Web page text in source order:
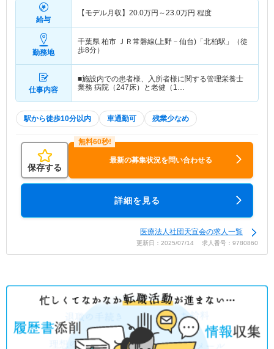
給与
【モデル月収】 20.0万円～23.0万円 程度
勤務地
千葉県 柏市 ＪＲ常磐線(上野－仙台)「北柏駅」（徒
歩8分）
仕事内容
■施設内での患者様、入所者様に関する管理栄養士
業務 病院（247床）と老健（1…
駅から徒歩10分以内 車通勤可 残業少なめ
保存する
最新の募集状況を問い合わせる
詳細を見る
医療法人社団天宣会の求人一覧
更新日：2025/07/14 求人番号：9780860